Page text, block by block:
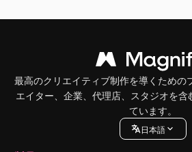
最高のクリエイティブ制作を導くための
エイター、企業、代理店、スタジオを
ています。
日本語